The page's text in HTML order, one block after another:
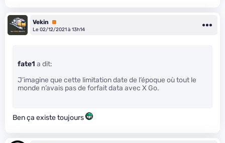
Vekin
Premium
Le 02/12/2021 à 13h14
fate1 a dit:
J’imagine que cette limitation date de l’époque où tout le
monde n’avais pas de forfait data avec X Go.
Ben ça existe toujours